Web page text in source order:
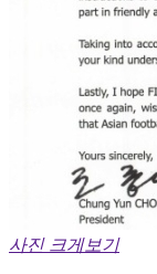
사진 크게보기